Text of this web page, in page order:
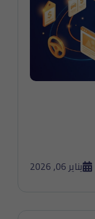
يناير 06, 2026